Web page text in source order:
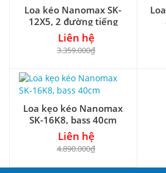
Loa kéo Nanomax SK-
12X5, 2 đường tiếng
Liên hệ
3.359.000₫
Loa kẹo kéo Nanomax
SK-16K8, bass 40cm
Liên hệ
4.890.000₫